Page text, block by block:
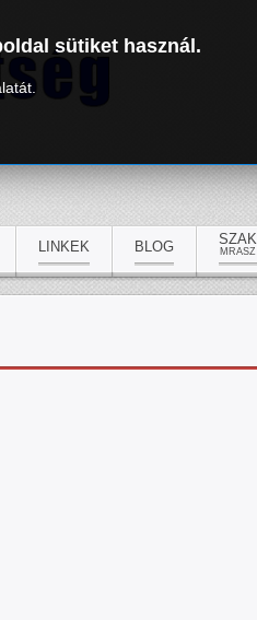
LINKEK BLOG
sütiket használ.